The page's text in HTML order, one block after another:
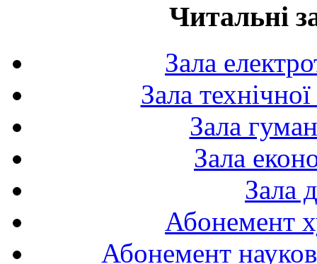
Читальні
Зала
Зала
Зала
Зала
Зала
Абонемент
Абонемент